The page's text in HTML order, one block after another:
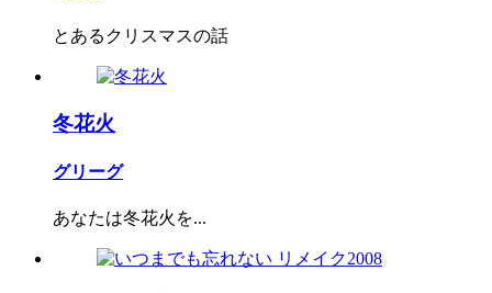
とあるクリスマスの話
冬花火
グリーグ
あなたは冬花火を...